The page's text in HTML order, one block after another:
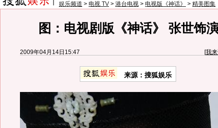
娱乐频道 > 电视 TV > 港台电视 > 电视版《神话》 > 精美图集
图：电视剧版《神话》 张世饰
2009年04月14日15:47 [我
来源： 搜狐娱乐